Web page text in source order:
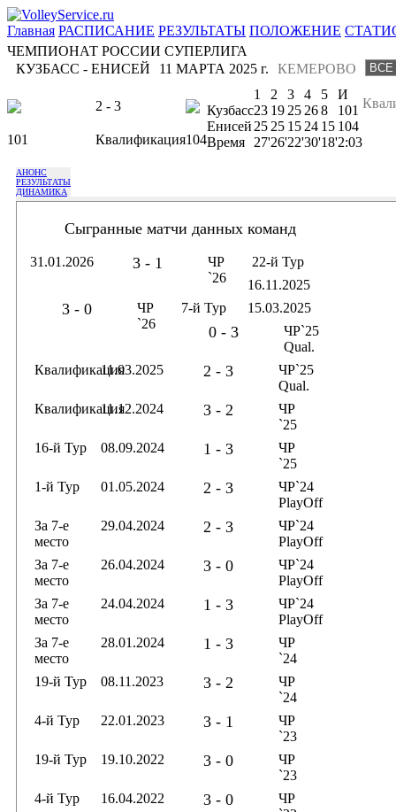
Главная РАСПИСАНИЕ РЕЗУЛЬТАТЫ ПОЛОЖЕНИЕ
ЧЕМПИОНАТ РОССИИ СУПЕРЛИГА
КУЗБАСС - ЕНИСЕЙ
КЕМЕРОВО
11 МАРТА 2025 г.
2 - 3
101 Квалификация104
1 2 3 4 5
И
Кузбасс23 19 25 268
101
Енисей 25 25 15 24 15 104
Время
27'26'22'30'18'2:03
АНОНС
РЕЗУЛЬТАТЫ
ДИНАМИКА
Сыгранные матчи данных команд
31.01.2026 3 - 1
ЧР
`26
22-й Тур
16.11.2025
3 - 0
ЧР
`26
7-й Тур 15.03.2025
0 - 3
ЧР`25
Qual.
Квалификация11.03.2025 2 - 3
ЧР`25
Qual.
Квалификация11.12.2024 3 - 2
ЧР
`25
16-й Тур
08.09.2024 1 - 3
ЧР
`25
1-й Тур
01.05.2024 2 - 3
ЧР`24
PlayOff
За 7-е
место
29.04.2024 2 - 3
ЧР`24
PlayOff
За 7-е
место
26.04.2024 3 - 0
ЧР`24
PlayOff
За 7-е
место
24.04.2024 1 - 3
ЧР`24
PlayOff
За 7-е
место
28.01.2024 1 - 3
ЧР
`24
19-й Тур
08.11.2023 3 - 2
ЧР
`24
4-й Тур
22.01.2023 3 - 1
ЧР
`23
19-й Тур
19.10.2022 3 - 0
ЧР
`23
4-й Тур
16.04.2022 3 - 0
ЧР